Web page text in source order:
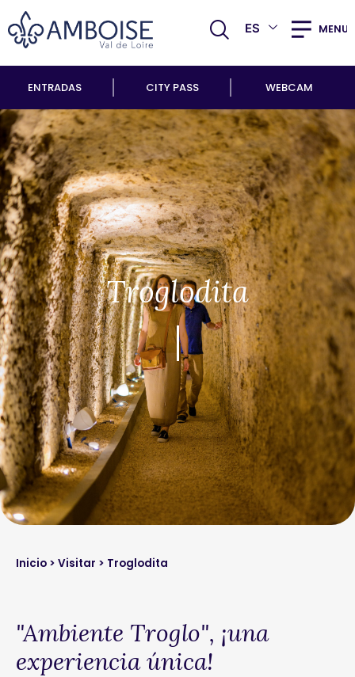
ES MENU
ENTRADAS CITY PASS WEBCAM
Troglodita
Inicio > Visitar > Troglodita
"Ambiente Troglo", ¡una
experiencia única!